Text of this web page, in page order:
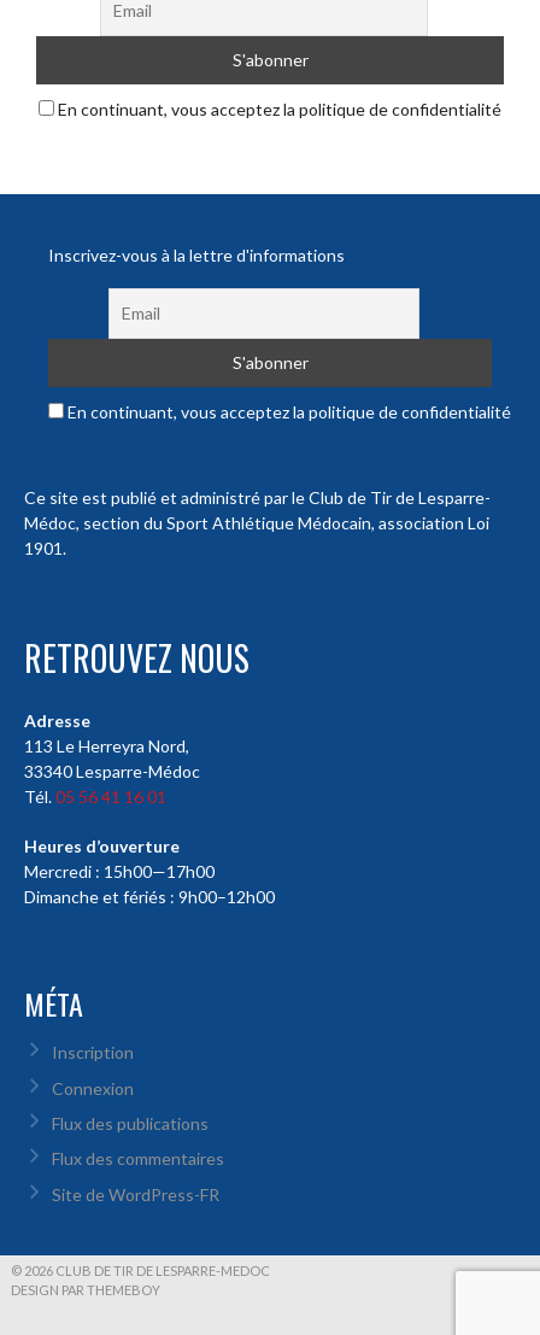
En continuant, vous acceptez la politique de confidentialité
Inscrivez-vous à la lettre d'informations
En continuant, vous acceptez la politique de confidentialité
Ce site est publié et administré par le Club de Tir de Lesparre-
Médoc, section du Sport Athlétique Médocain, association Loi
1901.
RETROUVEZ NOUS
Adresse
113 Le Herreyra Nord,
33340 Lesparre-Médoc
Tél.05 56 41 16 01
Heures d’ouverture
Mercredi : 15h00—17h00
Dimanche et fériés : 9h00–12h00
MÉTA
Inscription
Connexion
Flux des publications
Flux des commentaires
Site de WordPress-FR
© 2026 CLUB DE TIR DE LESPARRE-MEDOC
DESIGN PAR THEMEBOY